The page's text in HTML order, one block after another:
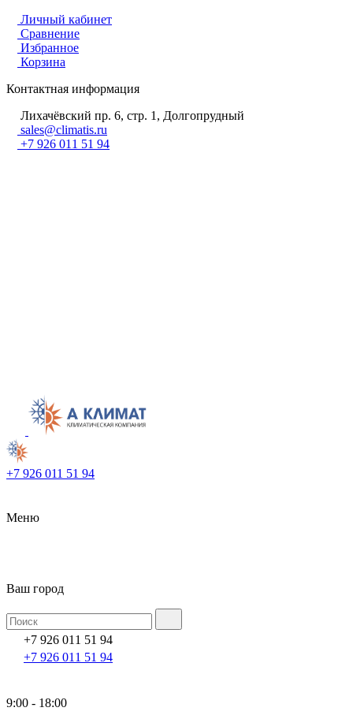
Личный кабинет
Сравнение
Избранное
Корзина
Контактная информация
Лихачёвский пр. 6, стр. 1, Долгопрудный
sales@climatis.ru
+7 926 011 51 94
+7 926 011 51 94
Меню
Ваш город
+7 926 011 51 94
+7 926 011 51 94
9:00 - 18:00